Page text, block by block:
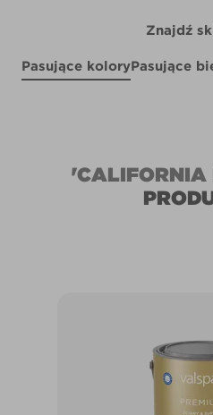
Znajdź
Pasujące koloryPasujące
'CALIFORNIA